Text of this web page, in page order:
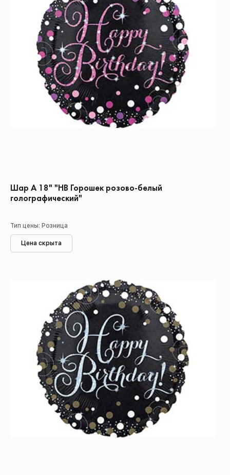
Шар А 18" "HB Горошек розово-белый
голографический"
Тип цены: Розница
Цена скрыта